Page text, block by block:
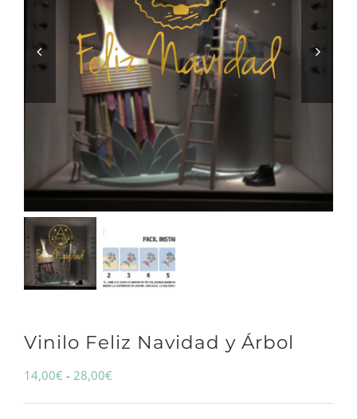
Vinilo Feliz Navidad y Árbol
14,00€ - 28,00€